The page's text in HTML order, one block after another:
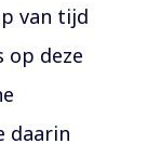
van tijd
op deze
daarin